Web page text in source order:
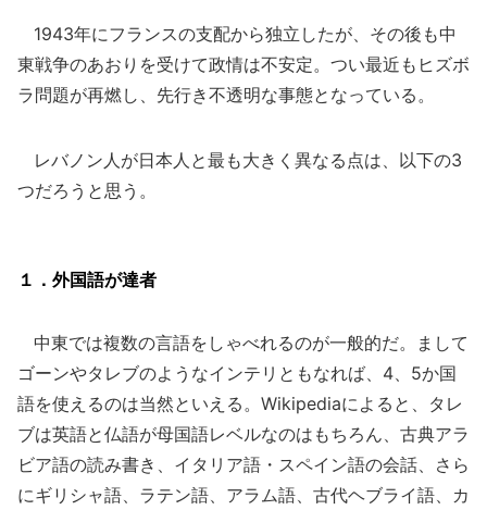
1943年にフランスの支配から独立したが、その後も中
東戦争のあおりを受けて政情は不安定。つい最近もヒズボ
ラ問題が再燃し、先行き不透明な事態となっている。
レバノン人が日本人と最も大きく異なる点は、以下の3
つだろうと思う。
１．外国語が達者
中東では複数の言語をしゃべれるのが一般的だ。まして
ゴーンやタレブのようなインテリともなれば、4、5か国
語を使えるのは当然といえる。Wikipediaによると、タレ
ブは英語と仏語が母国語レベルなのはもちろん、古典アラ
ビア語の読み書き、イタリア語・スペイン語の会話、さら
にギリシャ語、ラテン語、アラム語、古代ヘブライ語、カ